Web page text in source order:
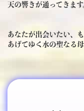
天の響きが通ってきます
あなたが出会いたい、
あげてゆく水の聖なる母